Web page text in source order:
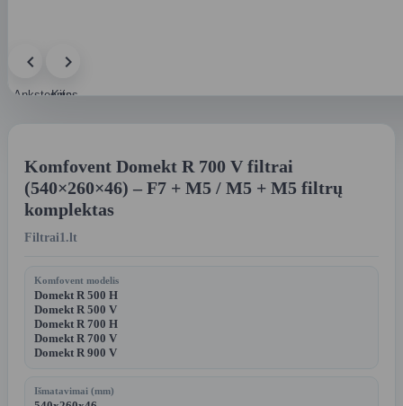
Ankstesnis
Kitas
Komfovent Domekt R 700 V filtrai
(540×260×46) – F7 + M5 / M5 + M5 filtrų
komplektas
Filtrai1.lt
Komfovent modelis
Domekt R 500 H
Domekt R 500 V
Domekt R 700 H
Domekt R 700 V
Domekt R 900 V
Išmatavimai (mm)